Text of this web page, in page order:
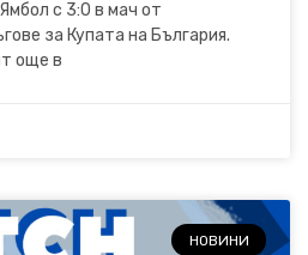
с 3:0 в мач от
за Купата на България.
още в
НОВИНИ